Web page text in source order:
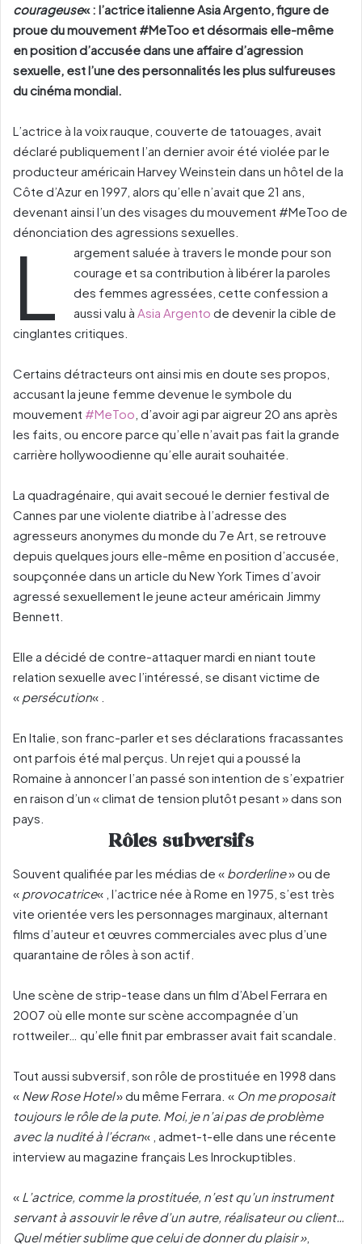
courageuse« : l’actrice italienne Asia Argento, figure de
proue du mouvement #MeToo et désormais elle-même
en position d’accusée dans une affaire d’agression
sexuelle, est l’une des personnalités les plus sulfureuses
du cinéma mondial.
L’actrice à la voix rauque, couverte de tatouages, avait
déclaré publiquement l’an dernier avoir été violée par le
producteur américain Harvey Weinstein dans un hôtel de la
Côte d’Azur en 1997, alors qu’elle n’avait que 21 ans,
devenant ainsi l’un des visages du mouvement #MeToo de
dénonciation des agressions sexuelles.
L
argement saluée à travers le monde pour son
courage et sa contribution à libérer la paroles
des femmes agressées, cette confession a
aussi valu à Asia Argento de devenir la cible de
cinglantes critiques.
Certains détracteurs ont ainsi mis en doute ses propos,
accusant la jeune femme devenue le symbole du
mouvement #MeToo , d’avoir agi par aigreur 20 ans après
les faits, ou encore parce qu’elle n’avait pas fait la grande
carrière hollywoodienne qu’elle aurait souhaitée.
La quadragénaire, qui avait secoué le dernier festival de
Cannes par une violente diatribe à l’adresse des
agresseurs anonymes du monde du 7e Art, se retrouve
depuis quelques jours elle-même en position d’accusée,
soupçonnée dans un article du New York Times d’avoir
agressé sexuellement le jeune acteur américain Jimmy
Bennett.
Elle a décidé de contre-attaquer mardi en niant toute
relation sexuelle avec l’intéressé, se disant victime de
« persécution« .
En Italie, son franc-parler et ses déclarations fracassantes
ont parfois été mal perçus. Un rejet qui a poussé la
Romaine à annoncer l’an passé son intention de s’expatrier
en raison d’un « climat de tension plutôt pesant » dans son
pays.
Rôles subversifs
Souvent qualifiée par les médias de « borderline» ou de
« provocatrice« , l’actrice née à Rome en 1975, s’est très
vite orientée vers les personnages marginaux, alternant
films d’auteur et œuvres commerciales avec plus d’une
quarantaine de rôles à son actif.
Une scène de strip-tease dans un film d’Abel Ferrara en
2007 où elle monte sur scène accompagnée d’un
rottweiler… qu’elle finit par embrasser avait fait scandale.
Tout aussi subversif, son rôle de prostituée en 1998 dans
« New Rose Hotel» du même Ferrara. « On me proposait
toujours le rôle de la pute. Moi, je n’ai pas de problème
avec la nudité à l’écran« , admet-t-elle dans une récente
interview au magazine français Les Inrockuptibles.
« L’actrice, comme la prostituée, n’est qu’un instrument
servant à assouvir le rêve d’un autre, réalisateur ou client…
Quel métier sublime que celui de donner du plaisir »,